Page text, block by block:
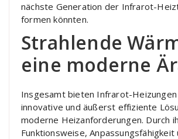
nächste Generation der Infrarot-
formen könnten.
Strahlende
eine moderne
Insgesamt bieten Infrarot-Heizungen
innovative und äußerst effiziente
moderne Heizanforderungen. Durch
Funktionsweise, Anpassungsfähigkeit